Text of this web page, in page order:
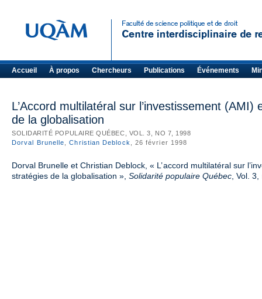
Accueil À propos Chercheurs Publications Événements
L’Accord multilatéral sur l’investissement (AMI)
de la globalisation
SOLIDARITÉ POPULAIRE QUÉBEC, VOL. 3, NO 7, 1998
Dorval Brunelle
,Christian Deblock , 26 février 1998
Dorval Brunelle et Christian Deblock, « L’accord multilatéral sur
stratégies de la globalisation », Solidarité populaire Québec , Vol.